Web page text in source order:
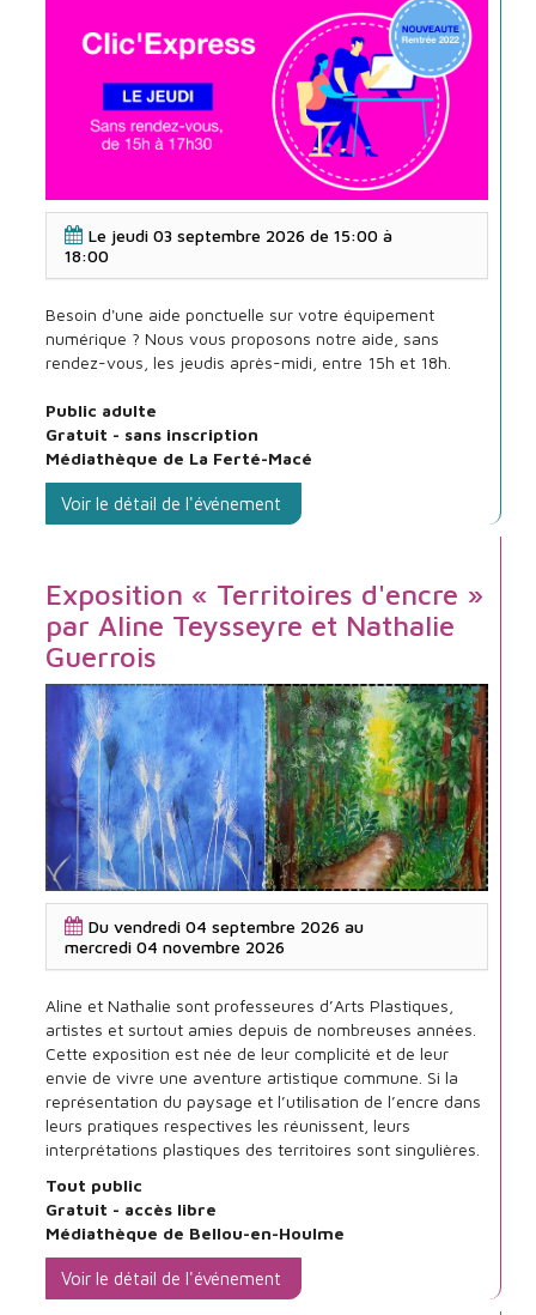
Clic'Express
Le jeudi 03 septembre 2026 de 15:00à
18:00
Besoin d'une aide ponctuelle sur votre équipement
numérique ? Nous vous proposons notre aide, sans
rendez-vous, les jeudis après-midi, entre 15h et 18h.
Public adulte
Gratuit - sans inscription
Médiathèque de La Ferté-Macé
Voir le détail de l'événement
Exposition « Territoires d'encre »
par Aline Teysseyre et Nathalie
Guerrois
Exposition
»
par
Aline
Teysseyre
et
Nathalie
Guerrois
Du vendredi 04 septembre 2026 au
mercredi 04 novembre 2026
Aline et Nathalie sont professeures d’Arts Plastiques,
artistes et surtout amies depuis de nombreuses années.
Cette exposition est née de leur complicité et de leur
envie de vivre une aventure artistique commune. Si la
représentation du paysage et l’utilisation de l’encre dans
leurs pratiques respectives les réunissent, leurs
interprétations plastiques des territoires sont singulières.
Tout public
Gratuit - accès libre
Médiathèque de Bellou-en-Houlme
Voir le détail de l'événement